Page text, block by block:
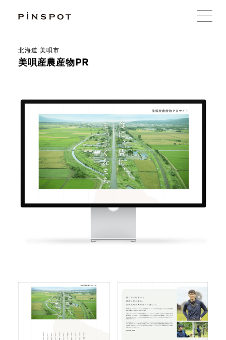
北海道 美唄市
美唄産農産物PR